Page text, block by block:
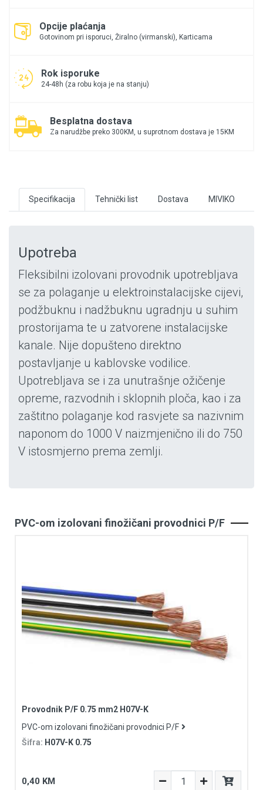
Opcije plaćanja
Gotovinom pri isporuci, Žiralno (virmanski), Karticama
Rok isporuke
24-48h (za robu koja je na stanju)
Besplatna dostava
Za narudžbe preko 300KM, u suprotnom dostava je 15KM
Specifikacija Tehnički list Dostava MIVIKO
Upotreba
Fleksibilni izolovani provodnik upotrebljava
se za polaganje u elektroinstalacijske cijevi,
podžbuknu i nadžbuknu ugradnju u suhim
prostorijama te u zatvorene instalacijske
kanale. Nije dopušteno direktno
postavljanje u kablovske vodilice.
Upotrebljava se i za unutrašnje ožičenje
opreme, razvodnih i sklopnih ploča, kao i za
zaštitno polaganje kod rasvjete sa nazivnim
naponom do 1000 V naizmjenično ili do 750
V istosmjerno prema zemlji.
PVC-om izolovani finožičani provodnici P/F
Provodnik P/F 0.75 mm2 H07V-K
PVC-om izolovani finožičani provodnici P/F
Šifra: H07V-K 0.75
0,40 KM